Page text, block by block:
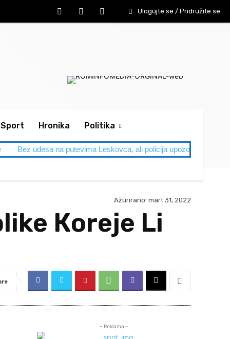
Ulogujte se / Pridružite se
Sport Hronika Politika
Bez udesa na putevima Leskovca, ali policija upozorava:
Ažurirano: mart 31, 2022
Кoreje Li
- Reklama -